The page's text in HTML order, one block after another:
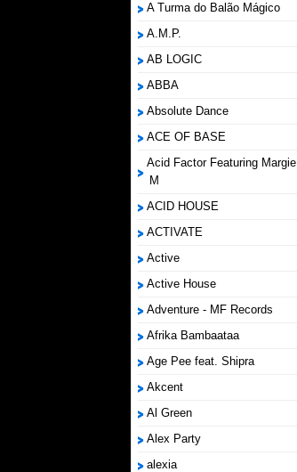
A Turma do Balão Mágico
A.M.P.
AB LOGIC
ABBA
Absolute Dance
ACE OF BASE
Acid Factor Featuring Margie
M
ACID HOUSE
ACTIVATE
Active
Active House
Adventure - MF Records
Afrika Bambaataa
Age Pee feat. Shipra
Akcent
Al Green
Alex Party
alexia